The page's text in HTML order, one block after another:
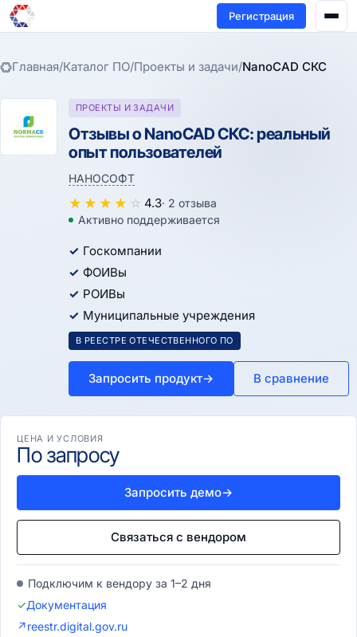
Регистрация
Главная/Каталог ПО/Проекты и задачи/NanoCAD СКС
ПРОЕКТЫ И ЗАДАЧИ
Отзывы о NanoCAD СКС: реальный
опыт пользователей
НАНОСОФТ
★ ★ ★ ★ ☆ 4.3· 2 отзыва
Активно поддерживается
Госкомпании
ФОИВы
РОИВы
Муниципальные учреждения
В РЕЕСТРЕ ОТЕЧЕСТВЕННОГО ПО
Запросить продукт→ В сравнение
ЦЕНА И УСЛОВИЯ
По запросу
Запросить демо→
Связаться с вендором
Подключим к вендору за 1–2 дня
✓Документация
↗reestr.digital.gov.ru